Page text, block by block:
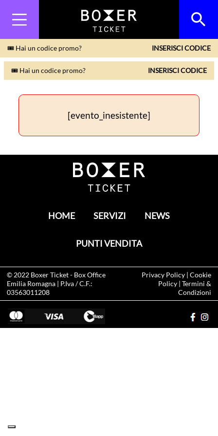
🎟 Hai un codice promo? INSERISCI CODICE
🎟 Hai un codice promo? INSERISCI CODICE
[evento_inesistente]
HOME SERVIZI NEWS
PUNTI VENDITA
© 2022 Boxer Ticket- Box Office
Emilia Romagna | P.Iva / C.F.:
03563011208
Privacy Policy| Cookie
Policy| Termini &
Condizioni